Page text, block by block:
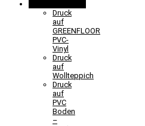
Druck
auf
GREENFLOOR
PVC-
Vinyl
Druck
auf
Wollteppich
Druck
auf
PVC
Boden
–